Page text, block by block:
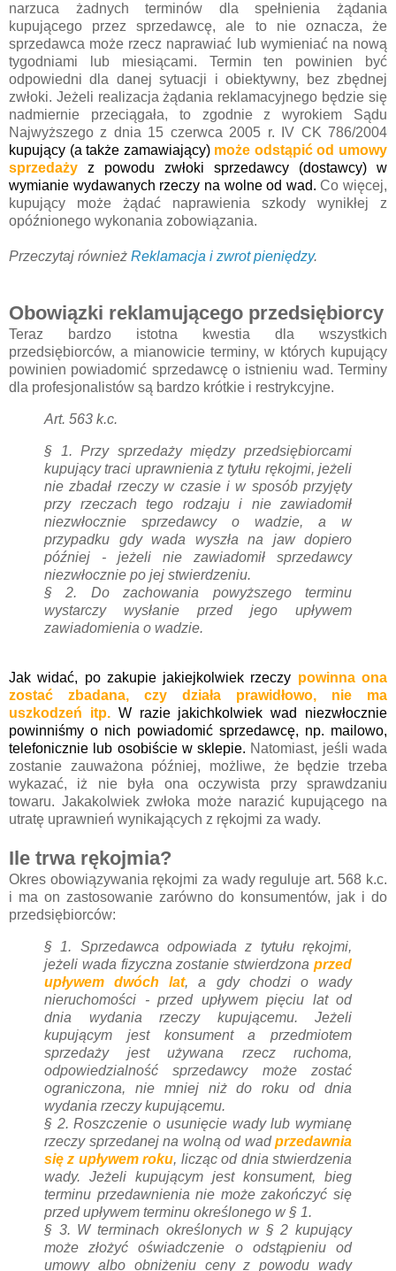
narzuca żadnych terminów dla spełnienia żądania
kupującego przez sprzedawcę, ale to nie oznacza, że
sprzedawca może rzecz naprawiać lub wymieniać na nową
tygodniami lub miesiącami. Termin ten powinien być
odpowiedni dla danej sytuacji i obiektywny, bez zbędnej
zwłoki. Jeżeli realizacja żądania reklamacyjnego będzie się
nadmiernie przeciągała, to zgodnie z wyrokiem Sądu
Najwyższego z dnia 15 czerwca 2005 r. IV CK 786/2004
kupujący (a także zamawiający) może odstąpić od umowy
sprzedaży
z powodu zwłoki sprzedawcy (dostawcy) w
wymianie wydawanych rzeczy na wolne od wad. Co więcej,
kupujący może żądać naprawienia szkody wynikłej z
opóźnionego wykonania zobowiązania.
Przeczytaj również Reklamacja i zwrot pieniędzy.
Obowiązki reklamującego przedsiębiorcy
Teraz bardzo istotna kwestia dla wszystkich
przedsiębiorców, a mianowicie terminy, w których kupujący
powinien powiadomić sprzedawcę o istnieniu wad. Terminy
dla profesjonalistów są bardzo krótkie i restrykcyjne.
Art. 563 k.c.
§ 1.Przy sprzedaży między przedsiębiorcami
kupujący traci uprawnienia z tytułu rękojmi, jeżeli
nie zbadał rzeczy w czasie i w sposób przyjęty
przy rzeczach tego rodzaju i nie zawiadomił
niezwłocznie sprzedawcy o wadzie, a w
przypadku gdy wada wyszła na jaw dopiero
później - jeżeli nie zawiadomił sprzedawcy
niezwłocznie po jej stwierdzeniu.
§ 2. Do zachowania powyższego terminu
wystarczy wysłanie przed jego upływem
zawiadomienia o wadzie.
Jak widać, po zakupie jakiejkolwiek rzeczy powinna ona
zostać zbadana, czy działa prawidłowo, nie ma
uszkodzeń itp. W razie jakichkolwiek wad niezwłocznie
powinniśmy o nich powiadomić sprzedawcę, np. mailowo,
telefonicznie lub osobiście w sklepie. Natomiast, jeśli wada
zostanie zauważona później, możliwe, że będzie trzeba
wykazać, iż nie była ona oczywista przy sprawdzaniu
towaru. Jakakolwiek zwłoka może narazić kupującego na
utratę uprawnień wynikających z rękojmi za wady.
Ile trwa rękojmia?
Okres obowiązywania rękojmi za wady reguluje art. 568 k.c.
i ma on zastosowanie zarówno do konsumentów, jak i do
przedsiębiorców:
§ 1. Sprzedawca odpowiada z tytułu rękojmi,
jeżeli wada fizyczna zostanie stwierdzona przed
upływem dwóch lat, a gdy chodzi o wady
nieruchomości - przed upływem pięciu lat od
dnia wydania rzeczy kupującemu. Jeżeli
kupującym jest konsument a przedmiotem
sprzedaży jest używana rzecz ruchoma,
odpowiedzialność sprzedawcy może zostać
ograniczona, nie mniej niż do roku od dnia
wydania rzeczy kupującemu.
§ 2.Roszczenie o usunięcie wady lub wymianę
rzeczy sprzedanej na wolną od wadprzedawnia
się z upływem roku, licząc od dnia stwierdzenia
wady. Jeżeli kupującym jest konsument, bieg
terminu przedawnienia nie może zakończyć się
przed upływem terminu określonego w § 1.
§ 3. W terminach określonych w § 2 kupujący
może złożyć oświadczenie o odstąpieniu od
umowy albo obniżeniu ceny z powodu wady